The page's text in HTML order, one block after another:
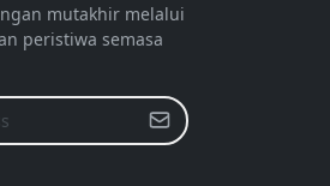
mutakhir melalui
peristiwa semasa